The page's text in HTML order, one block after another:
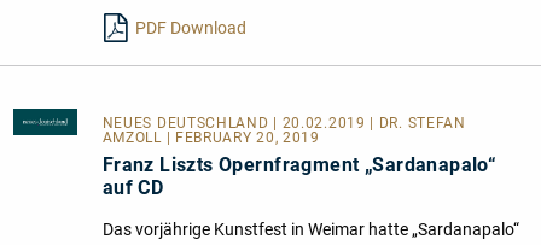
PDF Download
NEUES DEUTSCHLAND
| 20.02.2019 | DR. STEFAN
AMZOLL | FEBRUARY 20, 2019
Franz Liszts Opernfragment „Sardanapalo“
auf CD
Das vorjährige Kunstfest in Weimar hatte „Sardanapalo“